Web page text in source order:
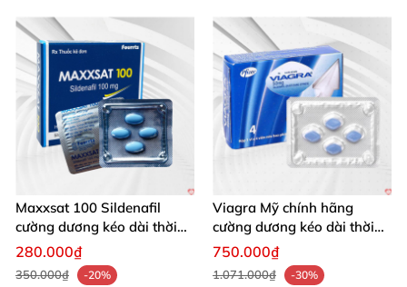
Maxxsat 100 Sildenafil
cường dương kéo dài thời
gian cho nam
280.000₫
350.000₫
-20%
Viagra Mỹ chính hãng
cường dương kéo dài thời
gian nhập khẩu
750.000₫
1.071.000₫
-30%